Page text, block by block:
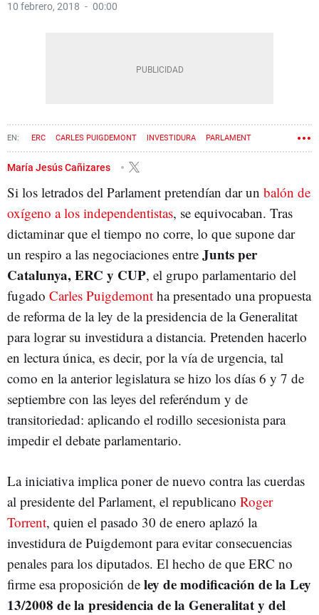
10 febrero, 2018 00:00
ERC CARLES PUIGDEMONT INVESTIDURA PARLAMENT
TRIBUNAL CONSTITUCIONAL JUNTS PER CATALUNYA
ROGER TORRENT
María Jesús Cañizares
Si los letrados del Parlament pretendían dar un balón de
oxígeno a los independentistas, se equivocaban. Tras
dictaminar que el tiempo no corre, lo que supone dar
un respiro a las negociaciones entre Junts per
Catalunya, ERC y CUP, el grupo parlamentario del
fugado Carles Puigdemont ha presentado una propuesta
de reforma de la ley de la presidencia de la Generalitat
para lograr su investidura a distancia. Pretenden hacerlo
en lectura única, es decir, por la vía de urgencia, tal
como en la anterior legislatura se hizo los días 6 y 7 de
septiembre con las leyes del referéndum y de
transitoriedad: aplicando el rodillo secesionista para
impedir el debate parlamentario.
La iniciativa implica poner de nuevo contra las cuerdas
al presidente del Parlament, el republicano Roger
Torrent, quien el pasado 30 de enero aplazó la
investidura de Puigdemont para evitar consecuencias
penales para los diputados. El hecho de que ERC no
firme esa proposición de ley de modificación de la Ley
13/2008 de la presidencia de la Generalitat y del